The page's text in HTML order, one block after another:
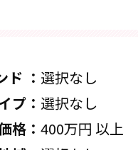
： 選択なし
プ： 選択なし
格： 400万円 以上